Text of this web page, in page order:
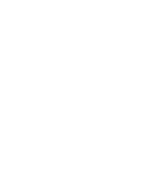
suppliers and a growing